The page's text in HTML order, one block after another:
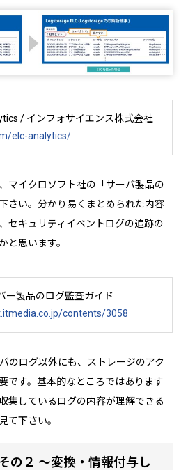
/ インフォサイエンス株式会社
elc-analytics/
マイクロソフト社の「サーバ製品の
さい。分かり易くまとめられた内容
セキュリティイベントログの追跡の
と思います。
ー製品のログ監査ガイド
contents/3058
のログ以外にも、ストレージのアク
です。基本的なところではあります
集しているログの内容が理解できる
て下さい。
の２ ～変換・情報付与し